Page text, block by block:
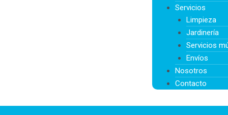
Servicios
Limpieza
Jardinería
Servicios
Envíos
Nosotros
Contacto